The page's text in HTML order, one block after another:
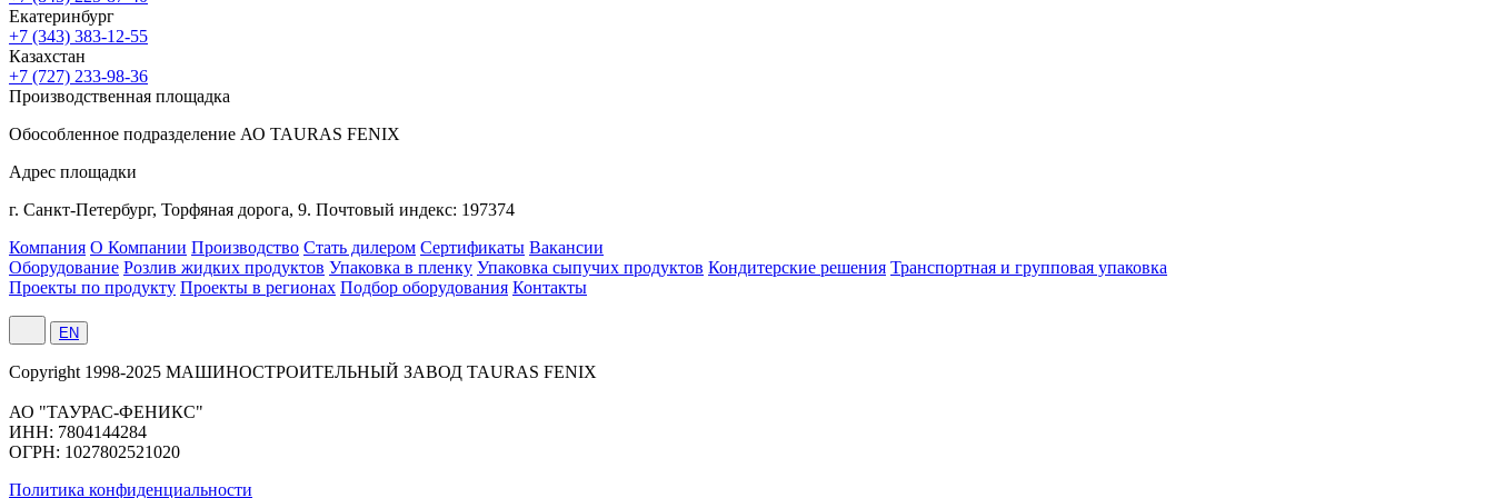
Екатеринбург
+7 (343) 383-12-55
Казахстан
+7 (727) 233-98-36
Производственная площадка
Обособленное подразделение АО TAURAS FENIX
Адрес площадки
г. Санкт-Петербург, Торфяная дорога, 9. Почтовый индекс: 197374
Компания О Компании Производство Стать дилером Сертификаты Вакансии
Оборудование Розлив жидких продуктов Упаковка в пленку Упаковка сыпучих продуктов Кондитерские решения Транспортная и групповая упаковка
Проекты по продукту Проекты в регионах Подбор оборудования Контакты
EN
Сopyright 1998-2025 МАШИНОСТРОИТЕЛЬНЫЙ ЗАВОД TAURAS FENIX
АО "ТАУРАС-ФЕНИКС"
ИНН: 7804144284
ОГРН: 1027802521020
Политика конфиденциальности